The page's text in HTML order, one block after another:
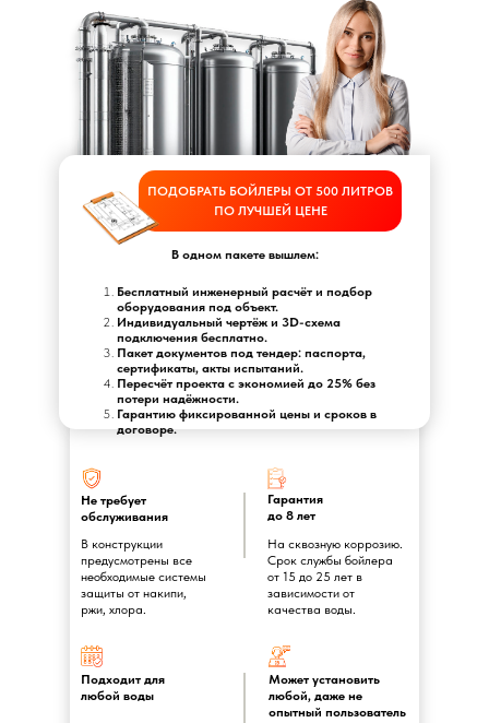
В одном пакете вышлем:
Бесплатный инженерный расчёт и подбор
оборудования под объект.
Индивидуальный чертёж и 3D-схема
подключения бесплатно.
Пакет документов под тендер: паспорта,
сертификаты, акты испытаний.
Пересчёт проекта с экономией до 25% без
потери надёжности.
Гарантию фиксированной цены и сроков в
договоре.
Не требует
обслуживания
В конструкции
предусмотрены все
необходимые системы
защиты от накипи,
ржи, хлора.
Гарантия
до 8 лет
На сквозную коррозию.
Срок службы бойлера
от 15 до 25 лет в
зависимости от
качества воды.
Подходит для
любой воды
Может установить
любой, даже не
опытный пользователь
ПОДОБРАТЬ БОЙЛЕРЫ ОТ 500 ЛИТРОВ
ПО ЛУЧШЕЙ ЦЕНЕ